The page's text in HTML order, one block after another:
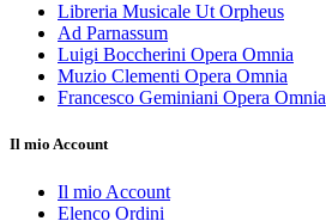
Libreria Musicale Ut Orpheus
Ad Parnassum
Luigi Boccherini Opera Omnia
Muzio Clementi Opera Omnia
Francesco Geminiani Opera Omnia
Il mio Account
Il mio Account
Elenco Ordini